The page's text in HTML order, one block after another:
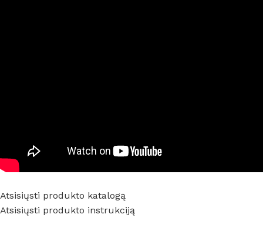
Atsisiųsti produkto katalogą
Atsisiųsti produkto instrukciją